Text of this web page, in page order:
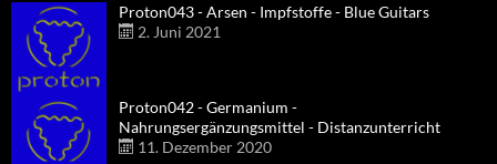
Proton043 - Arsen - Impfstoffe - Blue Guitars
2. Juni 2021
Proton042 - Germanium -
Nahrungsergänzungsmittel - Distanzunterricht
11. Dezember 2020